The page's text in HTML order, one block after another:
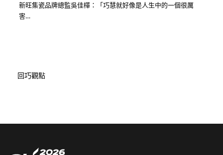
新旺集瓷品牌總監吳佳樺：「巧慧就好像是人生中的一個很厲
害…
回巧觀點